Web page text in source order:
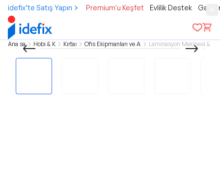
idefix’te Satış Yapın Premium'u Keşfet Evlilik Destek
Ana sayfa Hobi & KültürKırtasiyeOfis Ekipmanları ve AksesuarlarıLaminasyon Makinesi &